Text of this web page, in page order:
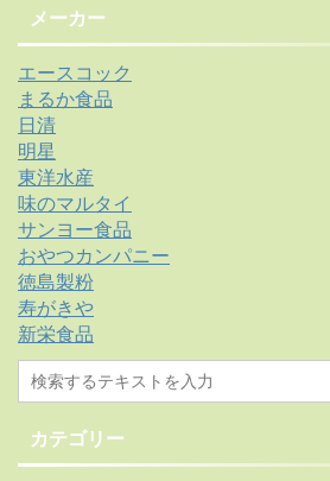
メーカー
エースコック
まるか食品
日清
明星
東洋水産
味のマルタイ
サンヨー食品
おやつカンパニー
徳島製粉
寿がきや
新栄食品
カテゴリー